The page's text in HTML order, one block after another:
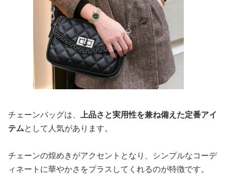
チェーンバッグは、 上品さと実用性を兼ね備えた定番アイ
テムとして人気があります。
チェーンの煌めきがアクセントとなり、シンプルなコーデ
ィネートに華やかさをプラスしてくれるのが特徴です。